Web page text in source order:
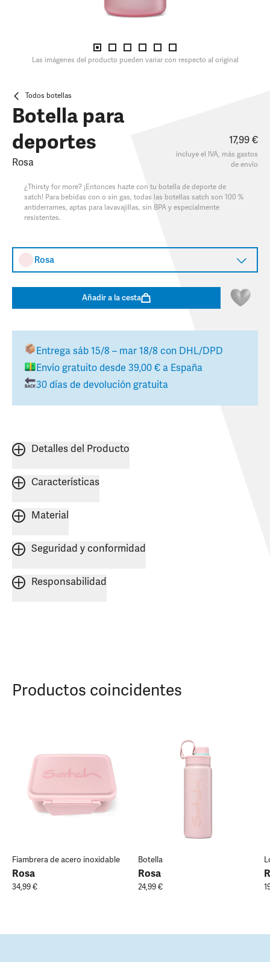
Las imágenes del producto pueden variar con respecto al original
Todos botellas
Botella para
deportes
Rosa
17,99 €
incluye el IVA, más gastos
de envío
¿Thirsty for more? ¡Entonces hazte con tu botella de deporte de
satch! Para bebidas con o sin gas, todas las botellas satch son 100 %
antiderrames, aptas para lavavajillas, sin BPA y especialmente
resistentes.
Rosa
Añadir a la cesta
Entrega sáb 15/8 – mar 18/8 con DHL/DPD
Envío gratuito desde 39,00 € a España
30 días de devolución gratuita
Detalles del Producto
Características
Material
Seguridad y conformidad
Responsabilidad
Productos coincidentes
Fiambrera de acero inoxidable
Rosa
34,99 €
Botella
Rosa
24,99 €